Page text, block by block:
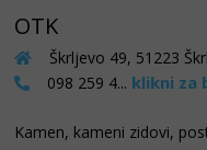
OTK
Škrljevo 49, 51223
098 259 4... klikni za
Kamen, kameni zidovi,